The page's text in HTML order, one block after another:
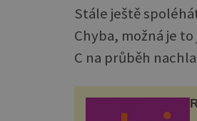
Stále ještě
Chyba, možná je
C na průběh